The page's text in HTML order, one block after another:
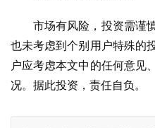
市场有风险，投资需谨
也未考虑到个别用户特殊的
户应考虑本文中的任何意见
况。据此投资，责任自负。